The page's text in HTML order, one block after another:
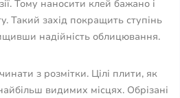
Тому наносити клей бажано і
Такий захід покращить ступінь
надійність облицювання.
з розмітки. Цілі плити, як
видимих ​​місцях. Обрізані